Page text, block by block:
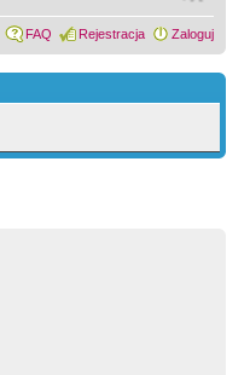
FAQ Rejestracja Zaloguj